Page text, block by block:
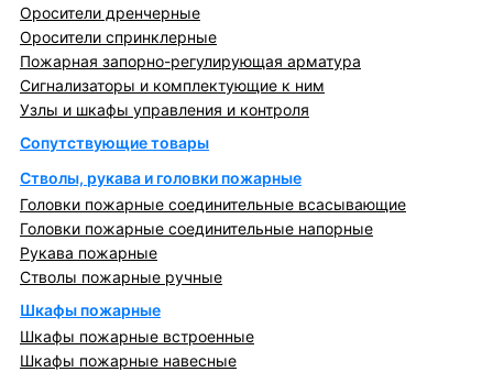
Оросители дренчерные
Оросители спринклерные
Пожарная запорно-регулирующая арматура
Сигнализаторы и комплектующие к ним
Узлы и шкафы управления и контроля
Сопутствующие товары
Стволы, рукава и головки пожарные
Головки пожарные соединительные всасывающие
Головки пожарные соединительные напорные
Рукава пожарные
Стволы пожарные ручные
Шкафы пожарные
Шкафы пожарные встроенные
Шкафы пожарные навесные